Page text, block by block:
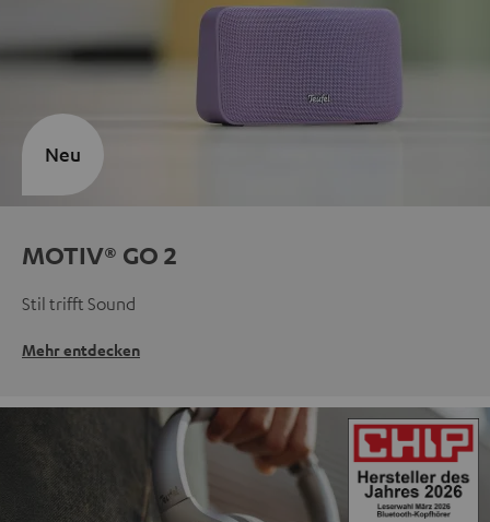
MOTIV® GO 2
Stil trifft Sound
Mehr entdecken
Neu